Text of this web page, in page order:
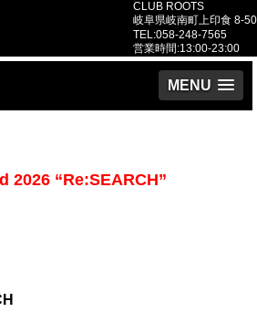
CLUB ROOTS
岐阜県岐南町上印食 8-50
TEL:058-248-7565
営業時間:13:00-23:00
MENU
2026 “Re:SEARCH”